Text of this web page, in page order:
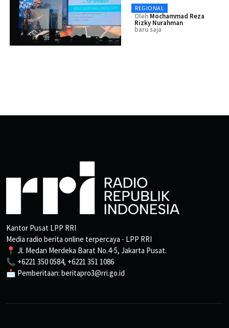
REGIONAL
Oleh Mochammad Reza
Rizky Nurahman
baru saja
Kantor Pusat LPP RRI
Media radio berita online terpercaya - LPP RRI
📍 Jl. Medan Merdeka Barat No.4-5, Jakarta Pusat.
📞 +6221 350 0584, +6221 351 1086
📩 Pemberitaan: beritapro3@rri.go.id